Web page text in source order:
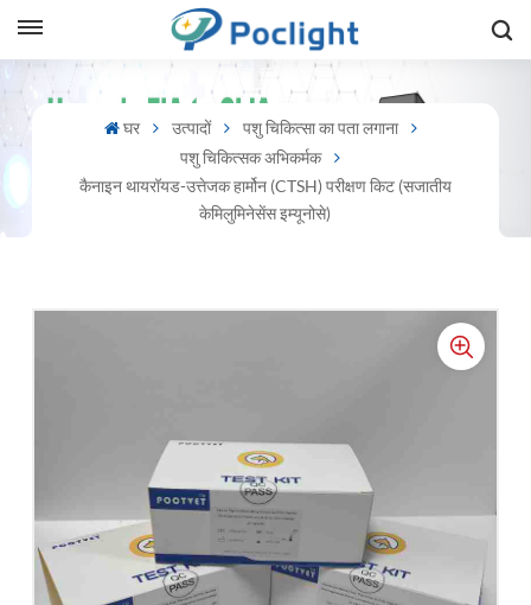
घर उत्पादों
पशु चिकित्सा का पता लगाना
पशु चिकित्सक अभिकर्मक
कैनाइन थायरॉयड-उत्तेजक हार्मोन (cTSH) परीक्षण किट (सजातीय
केमिलुमिनेसेंस इम्यूनोसे)